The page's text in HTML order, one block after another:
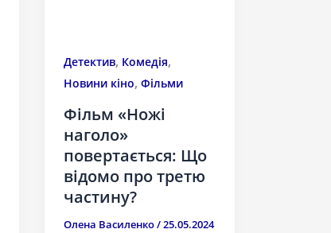
Детектив, Комедія,
Новини кіно,Фільми
Фільм «Ножі
наголо»
повертається: Що
відомо про третю
частину?
Олена Василенко/25.05.2024